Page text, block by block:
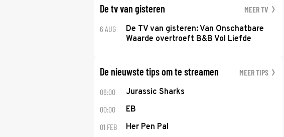
De tv van gisteren MEER TV
6 AUG
De TV van gisteren: Van Onschatbare
Waarde overtroeft B&B Vol Liefde
De nieuwste tips om te streamen MEER TIPS
06:00 Jurassic Sharks
00:00 EB
01 FEB Her Pen Pal